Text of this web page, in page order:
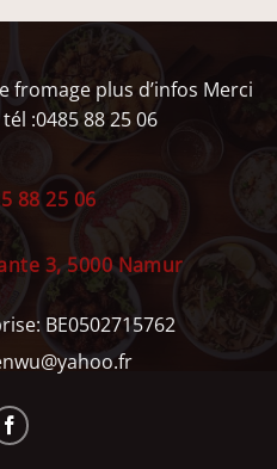
fromage plus d’infos Merci
:0485 88 25 06
88 25 06
3, 5000 Namur
BE0502715762